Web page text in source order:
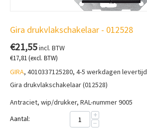
Gira drukvlakschakelaar - 012528
€21,55incl. BTW
€17,81(excl. BTW)
GIRA, 4010337125280, 4-5 werkdagen levertijd
Gira drukvlakschakelaar (012528)
Antraciet, wip/drukker, RAL-nummer 9005
Aantal:
+
−